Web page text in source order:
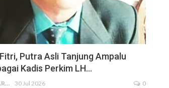
Putra Asli Tanjung Ampalu
Kadis Perkim LH…
PEMRED SAPTARIUS 30 Jul 2026 0